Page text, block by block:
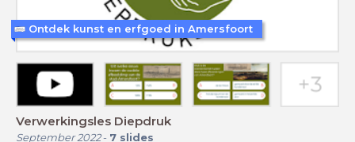
Verwerkingsles Diepdruk
September 2022- 7 slides
Ontdek kunst en erfgoed in Amersfoort